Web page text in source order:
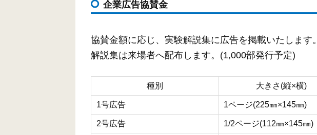
o
k
er
企業広告協賛金
協賛金額に応じ、実験解説集に広告を掲載いたします。
解説集は来場者へ配布します。(1,000部発行予定)
種別 大きさ(縦×横)
1号広告 1ページ(225㎜×145㎜)
2号広告 1/2ページ(112㎜×145㎜)